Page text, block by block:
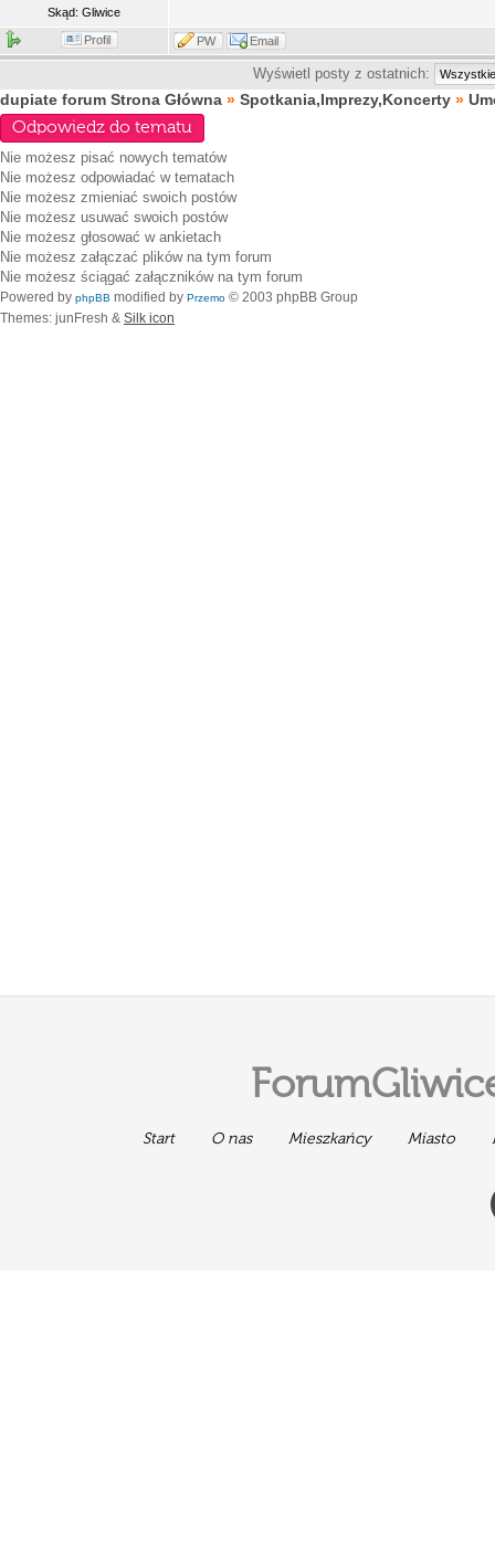
Skąd: Gliwice
Profil PW Email
Wyświetl posty z ostatnich:
dupiate forum Strona Główna » Spotkania,Imprezy,Koncerty »
Odpowiedz do tematu
Nie możesz pisać nowych tematów
Nie możesz odpowiadać w tematach
Nie możesz zmieniać swoich postów
Nie możesz usuwać swoich postów
Nie możesz głosować w ankietach
Nie możesz załączać plików na tym forum
Nie możesz ściągać załączników na tym forum
Powered by phpBB modified by Przemo © 2003 phpBB Group
Themes: junFresh & Silk icon
Start O nas Mieszkańcy Miasto